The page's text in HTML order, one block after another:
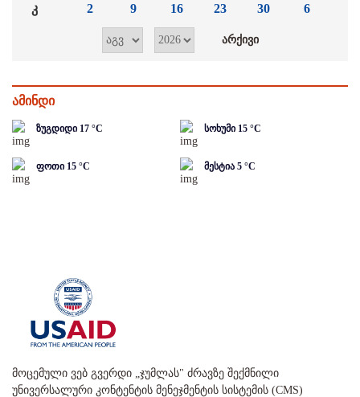
კ 2 9 16 23 30 6
ამინდი
ზუგდიდი 17 °C სოხუმი 15 °C
ფოთი 15 °C მესტია 5 °C
მოცემული ვებ გვერდი „ჯუმლას" ძრავზე შექმნილი
უნივერსალური კონტენტის მენეჯმენტის სისტემის (CMS)